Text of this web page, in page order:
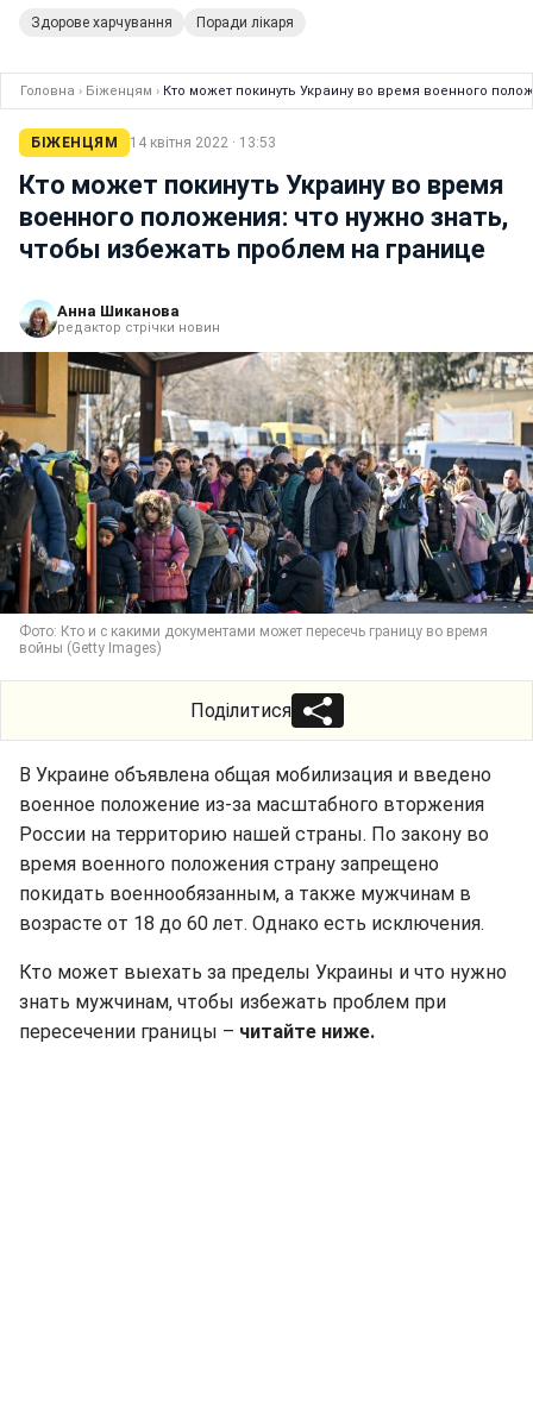
Здорове харчування Поради лікаря
Головна › Біженцям › Кто может покинуть Украину во время военного
БІЖЕНЦЯМ 14 квітня 2022 · 13:53
Кто может покинуть Украину во время
военного положения: что нужно знать,
чтобы избежать проблем на границе
Анна Шиканова
редактор стрічки новин
Фото: Кто и с какими документами может пересечь границу во время
войны (Getty Images)
Поділитися
В Украине объявлена общая мобилизация и введено
военное положение из-за масштабного вторжения
России на территорию нашей страны. По закону во
время военного положения страну запрещено
покидать военнообязанным, а также мужчинам в
возрасте от 18 до 60 лет. Однако есть исключения.
Кто может выехать за пределы Украины и что нужно
знать мужчинам, чтобы избежать проблем при
пересечении границы – читайте ниже.